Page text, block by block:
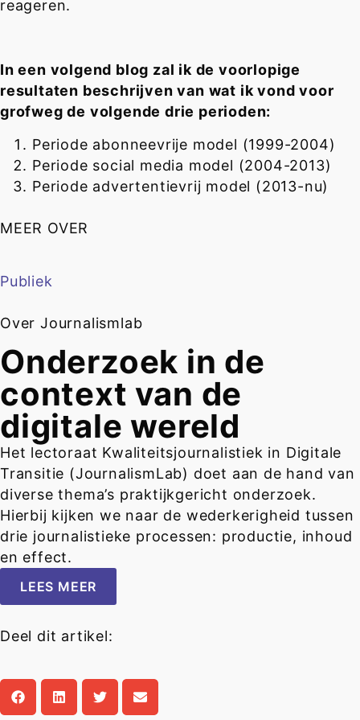
reageren.
In een volgend blog zal ik de voorlopige
resultaten beschrijven van wat ik vond voor
grofweg de volgende drie perioden:
Periode abonneevrije model (1999-2004)
Periode social media model (2004-2013)
Periode advertentievrij model (2013-nu)
MEER OVER
Publiek
Over Journalismlab
Onderzoek in de
context van de
digitale wereld
Het lectoraat Kwaliteitsjournalistiek in Digitale
Transitie (JournalismLab) doet aan de hand van
diverse thema’s praktijkgericht onderzoek.
Hierbij kijken we naar de wederkerigheid tussen
drie journalistieke processen: productie, inhoud
en effect.
LEES MEER
Deel dit artikel: